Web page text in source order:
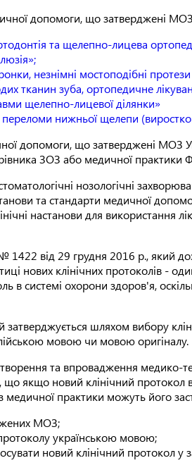
допомоги, що затверджені
та щелепно-лицева
незнімні мостоподібні
тканин зуба, ортопедичне
щелепно-лицевої ділянки»
нижньої щелепи
допомоги, що затверджені
ЗОЗ або медичної практики
нозологічні
та стандарти медичної
настанови для використання
від 29 грудня 2016 р., який
нових клінічних протоколів -
в системі охорони здоров'я,
шляхом вибору
мовою чи мовою оригіналу.
та впровадження медико-
що якщо новий клінічний
практики можуть його
МОЗ;
українською мовою;
новий клінічний протокол у